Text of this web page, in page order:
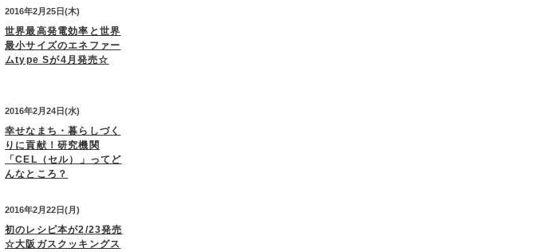
2016年2月25日(木)
世界最高発電効率と世界
最小サイズのエネファー
ムtype Sが4月発売☆
2016年2月24日(水)
幸せなまち・暮らしづく
りに貢献！研究機関
「CEL（セル）」ってど
んなところ？
2016年2月22日(月)
初のレシピ本が2/23発売
☆大阪ガスクッキングス